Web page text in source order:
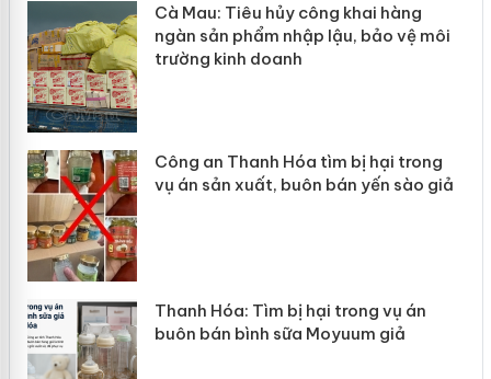
Cà Mau: Tiêu hủy công khai hàng
ngàn sản phẩm nhập lậu, bảo vệ môi
trường kinh doanh
Công an Thanh Hóa tìm bị hại trong
vụ án sản xuất, buôn bán yến sào giả
Thanh Hóa: Tìm bị hại trong vụ án
buôn bán bình sữa Moyuum giả